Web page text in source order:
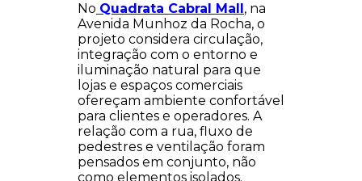
No Quadrata Cabral Mall, na
Avenida Munhoz da Rocha, o
projeto considera circulação,
integração com o entorno e
iluminação natural para que
lojas e espaços comerciais
ofereçam ambiente confortável
para clientes e operadores. A
relação com a rua, fluxo de
pedestres e ventilação foram
pensados em conjunto, não
como elementos isolados.